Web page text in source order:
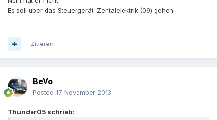
Es soll über das Steuergerät: Zentalelektrik (09) gehen.
Zitieren
BeVo
Posted 17. November 2013
Thunder05 schrieb: